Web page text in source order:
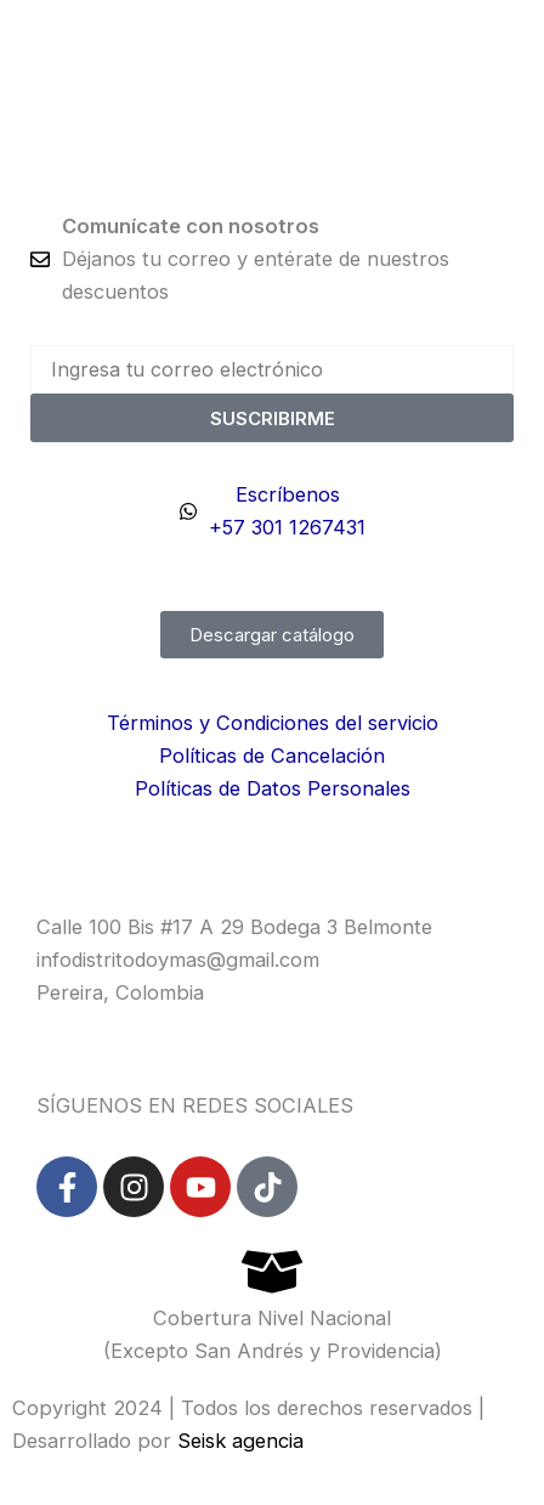
Comunícate con nosotros
Déjanos tu correo y entérate de nuestros
descuentos
SUSCRIBIRME
Escríbenos
+57 301 1267431
Descargar catálogo
Términos y Condiciones del servicio
Políticas de Cancelación
Políticas de Datos Personales
Calle 100 Bis #17 A 29 Bodega 3 Belmonte
infodistritodoymas@gmail.com
Pereira, Colombia
SÍGUENOS EN REDES SOCIALES
F
a
-
f
I
n
r
m
Y
o
b
e
T
i
t
o
k
Cobertura Nivel Nacional
(Excepto San Andrés y Providencia)
Copyright 2024 | Todos los derechos reservados |
Desarrollado por Seisk agencia